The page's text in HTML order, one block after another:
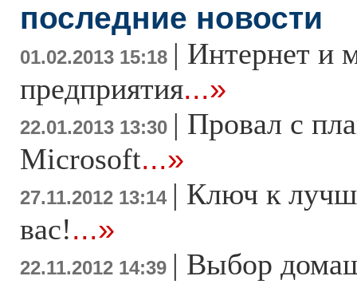
последние новости
01.02.2013 15:18 | Интернет и
предприятия...»
22.01.2013 13:30 | Провал с
Microsoft...»
27.11.2012 13:14 | Ключ к
вас!...»
22.11.2012 14:39 | Выбор